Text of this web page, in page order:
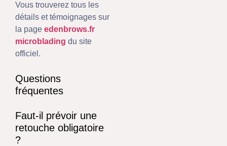
Vous trouverez tous les
détails et témoignages sur
la page edenbrows.fr
microblading du site
officiel.
Questions
fréquentes
Faut-il prévoir une
retouche obligatoire
?